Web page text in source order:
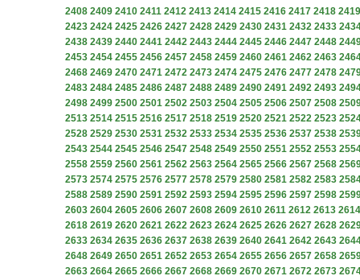
2408 2409 2410 2411 2412 2413 2414 2415 2416 2417 2418 2419
2423 2424 2425 2426 2427 2428 2429 2430 2431 2432 2433
2438 2439 2440 2441 2442 2443 2444 2445 2446 2447 2448
2453 2454 2455 2456 2457 2458 2459 2460 2461 2462 2463
2468 2469 2470 2471 2472 2473 2474 2475 2476 2477 2478
2483 2484 2485 2486 2487 2488 2489 2490 2491 2492 2493
2498 2499 2500 2501 2502 2503 2504 2505 2506 2507 2508
2513 2514 2515 2516 2517 2518 2519 2520 2521 2522 2523
2528 2529 2530 2531 2532 2533 2534 2535 2536 2537 2538
2543 2544 2545 2546 2547 2548 2549 2550 2551 2552 2553
2558 2559 2560 2561 2562 2563 2564 2565 2566 2567 2568
2573 2574 2575 2576 2577 2578 2579 2580 2581 2582 2583
2588 2589 2590 2591 2592 2593 2594 2595 2596 2597 2598
2603 2604 2605 2606 2607 2608 2609 2610 2611 2612 2613 2614
2618 2619 2620 2621 2622 2623 2624 2625 2626 2627 2628
2633 2634 2635 2636 2637 2638 2639 2640 2641 2642 2643
2648 2649 2650 2651 2652 2653 2654 2655 2656 2657 2658
2663 2664 2665 2666 2667 2668 2669 2670 2671 2672 2673